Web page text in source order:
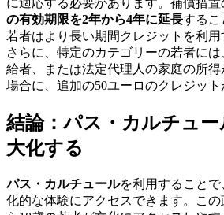
に適応する必要があります。補償措置
の有効期限を2年から4年に延長するこ
若者はより長い期間クレジットを利用
さらに、特定のカテゴリーの若者に
給者、または法定代理人の家庭の所
場合に、追加の50ユーロのクレジット
結論：パス・カルチュ
大化する
パス・カルチュールを利用すること
化的な体験にアクセスできます。こ